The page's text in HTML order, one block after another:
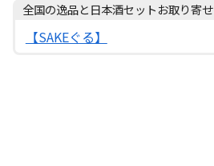
全国の逸品と日本酒セットお取り寄せ
【SAKEぐる】